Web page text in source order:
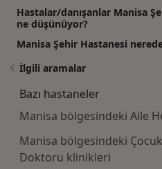
Hastalar/danışanlar Manisa
ne düşünüyor?
Manisa Şehir Hastanesi
İlgili aramalar
Bazı hastaneler
Manisa bölgesindeki Aile
Manisa bölgesindeki Çocuk
Doktoru klinikleri